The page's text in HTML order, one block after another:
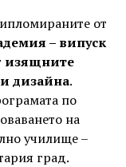
от
– випуск
изящните
дизайна.
по
на
училище –
град.